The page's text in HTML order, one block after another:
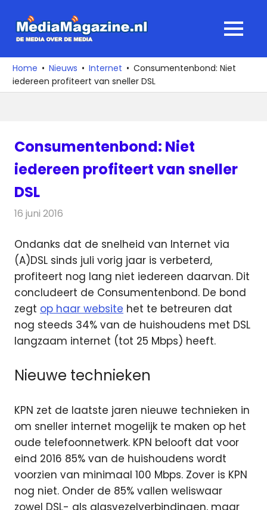
naar
media
over
de
MENU
Home Nieuws Internet
Consumentenbond: Niet
iedereen profiteert van sneller DSL
Consumentenbond: Niet
iedereen profiteert van sneller
DSL
16 juni 2016
Ondanks dat de snelheid van Internet via
(A)DSL sinds juli vorig jaar is verbeterd,
profiteert nog lang niet iedereen daarvan. Dit
concludeert de Consumentenbond. De bond
zegt op haar website het te betreuren dat
nog steeds 34% van de huishoudens met DSL
langzaam internet (tot 25 Mbps) heeft.
Nieuwe technieken
KPN zet de laatste jaren nieuwe technieken in
om sneller internet mogelijk te maken op het
oude telefoonnetwerk. KPN belooft dat voor
eind 2016 85% van de huishoudens wordt
voorzien van minimaal 100 Mbps. Zover is KPN
nog niet. Onder de 85% vallen weliswaar
zowel DSL- als glasvezelverbindingen, maar